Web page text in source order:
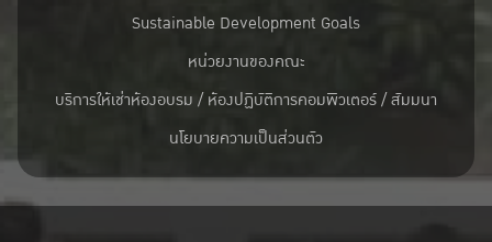
Sustainable Development Goals
หน่วยงานของคณะ
บริการให้เช่าห้องอบรม / ห้องปฏิบัติการคอมพิวเตอร์ / สัมมนา
นโยบายความเป็นส่วนตัว